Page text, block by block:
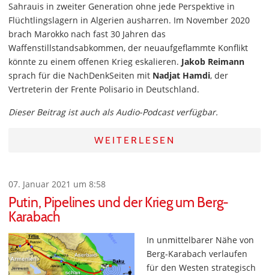
Sahrauis in zweiter Generation ohne jede Perspektive in
Flüchtlingslagern in Algerien ausharren. Im November 2020
brach Marokko nach fast 30 Jahren das
Waffenstillstandsabkommen, der neuaufgeflammte Konflikt
könnte zu einem offenen Krieg eskalieren. Jakob Reimann
sprach für die NachDenkSeiten mit Nadjat Hamdi, der
Vertreterin der Frente Polisario in Deutschland.
Dieser Beitrag ist auch als Audio-Podcast verfügbar.
WEITERLESEN
07. Januar 2021 um 8:58
Putin, Pipelines und der Krieg um Berg-
Karabach
In unmittelbarer Nähe von
Berg-Karabach verlaufen
für den Westen strategisch